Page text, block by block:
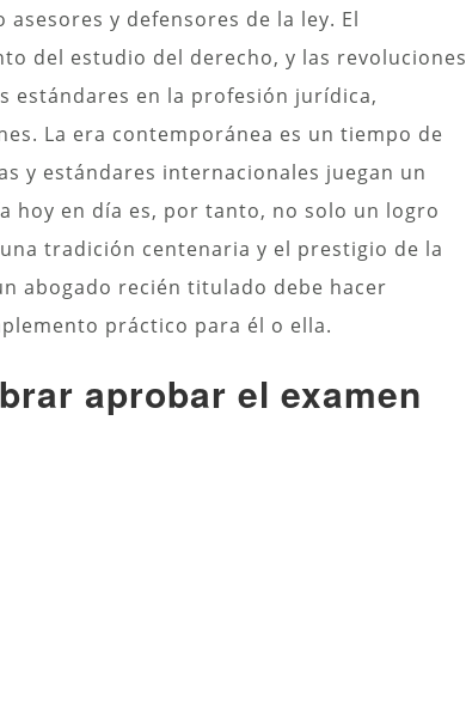
y defensores de la ley. El
del estudio del derecho, y las revoluciones
en la profesión jurídica,
La era contemporánea es un tiempo de
y estándares internacionales juegan un
hoy en día es, por tanto, no solo un logro
tradición centenaria y el prestigio de la
abogado recién titulado debe hacer
práctico para él o ella.
aprobar el examen